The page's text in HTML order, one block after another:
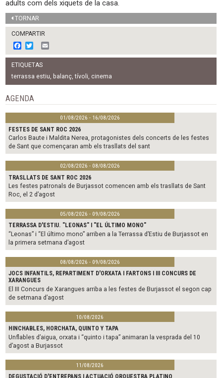
adults com dels xiquets de la casa.
TORNAR
COMPARTIR
F
a
c
e
b
o
o
k
w
i
t
t
e
m
l
ETIQUETAS
terrassa estiu, balanç,tívoli, cinema
AGENDA
01/08/2026 - 16/08/2026
FESTES DE SANT ROC 2026
Carlos Baute i Maldita Nerea, protagonistes dels concerts de les festes
de Sant que començaran amb els trasllats del sant
02/08/2026 - 08/08/2026
TRASLLATS DE SANT ROC 2026
Les festes patronals de Burjassot comencen amb els trasllats de Sant
Roc, el 2 d’agost
05/08/2026 - 09/08/2026
TERRASSA D'ESTIU. "LEONAS" I "EL ÚLTIMO MONO"
“Leonas” i “El último mono” arriben a la Terrassa d’Estiu de Burjassot en
la primera setmana d’agost
08/08/2026 - 09/08/2026
JOCS INFANTILS, REPARTIMENT D'ORXATA I FARTONS I III CONCURS DE
XARANGUES
El III Concurs de Xarangues arriba a les festes de Burjassot el segon cap
de setmana d’agost
10/08/2026
HINCHABLES, HORCHATA, QUINTO Y TAPA
Unflables d’aigua, orxata i “quinto i tapa” animaran la vesprada del 10
d’agost a Burjassot
11/08/2026
DEGUSTACIÓ D'ENTREPANS I ACTUACIÓ ORQUESTRA PLATINO